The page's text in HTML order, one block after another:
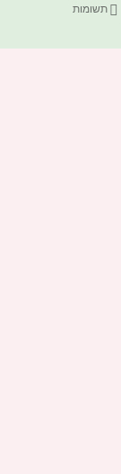
קטגוריות
תשומות